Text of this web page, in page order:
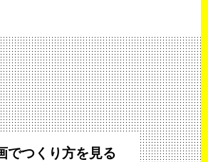
でつくり方を見る